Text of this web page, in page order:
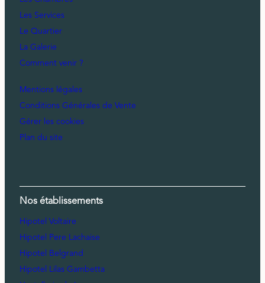
Les Services
Le Quartier
La Galerie
Comment venir ?
Mentions légales
Conditions Générales de Vente
Gérer les cookies
Plan du site
Nos établissements
Hipotel Voltaire
Hipotel Pere Lachaise
Hipotel Belgrand
Hipotel Lilas Gambetta